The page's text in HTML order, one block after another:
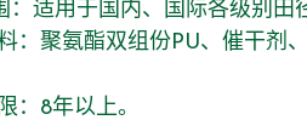
适用于国内、国际各级别田
聚氨酯双组份PU、催干剂、
8年以上。